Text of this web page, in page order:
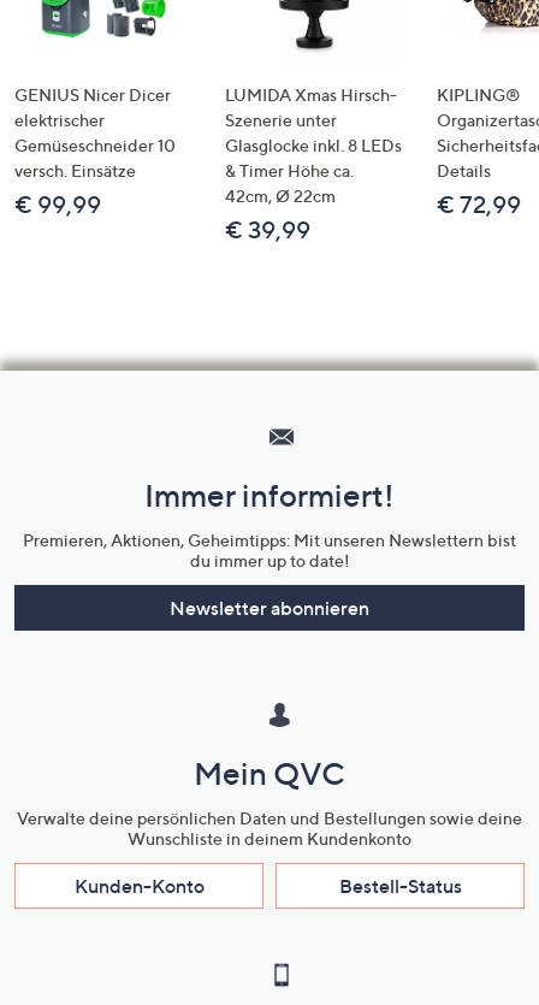
GENIUS Nicer Dicer
elektrischer
Gemüseschneider 10
versch. Einsätze
€ 99,99
LUMIDA Xmas Hirsch-
Szenerie unter
Glasglocke inkl. 8 LEDs
& Timer Höhe ca.
42cm, Ø 22cm
€ 39,99
KIPLING®
Details
€ 72,99
Unternehmensinformationen
Immer informiert!
Premieren, Aktionen, Geheimtipps: Mit unseren Newslettern bist
du immer up to date!
Newsletter abonnieren
Mein QVC
Verwalte deine persönlichen Daten und Bestellungen sowie deine
Wunschliste in deinem Kundenkonto
Kunden-Konto Bestell-Status